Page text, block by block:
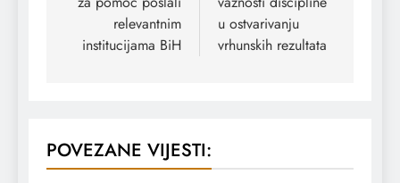
relevantnim
institucijama BiH
u ostvarivanju
vrhunskih rezultata
POVEZANE VIJESTI: